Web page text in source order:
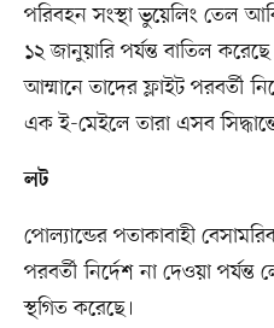
পরিবহন সংস্থা ভুয়েলিং তেল
১২ জানুয়ারি পর্যন্ত বাতিল
আম্মানে তাদের ফ্লাইট পরবর্তী
এক ই-মেইলে তারা এসব
লট
পোল্যান্ডের পতাকাবাহী
পরবর্তী নির্দেশ না দেওয়া
স্থগিত করেছে।